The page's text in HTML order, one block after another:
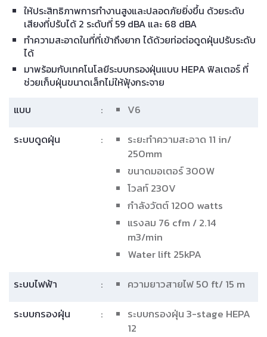
ให้ประสิทธิภาพการทำงานสูงและปลอดภัยยิ่งขึ้น ด้วยระดับ
เสียงที่ปรับได้ 2 ระดับที่ 59 dBA และ 68 dBA
ทำความสะอาดในที่ที่เข้าถึงยาก ได้ด้วยท่อต่อดูดฝุ่นปรับระดับ
ได้
มาพร้อมกับเทคโนโลยีระบบกรองฝุ่นแบบ HEPA ฟิลเตอร์ ที่
ช่วยเก็บฝุ่นขนาดเล็กไม่ให้ฟุ้งกระจาย
แบบ :
V6
ระบบดูดฝุ่น
:
ระยะทำความสะอาด 11 in/
250mm
ขนาดมอเตอร์ 300W
โวลท์ 230V
กำลังวัตต์ 1200 watts
แรงลม 76 cfm / 2.14
m3/min
Water lift 25kPA
ระบบไฟฟ้า
:
ความยาวสายไฟ 50 ft/ 15 m
ระบบกรองฝุ่น
:
ระบบกรองฝุ่น 3-stage HEPA
12